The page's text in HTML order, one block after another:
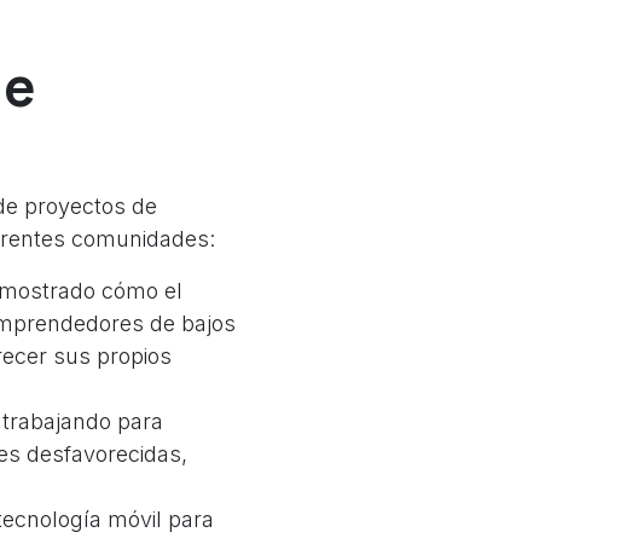
proyectos de
comunidades:
cómo el
de bajos
sus propios
para
desfavorecidas,
móvil para